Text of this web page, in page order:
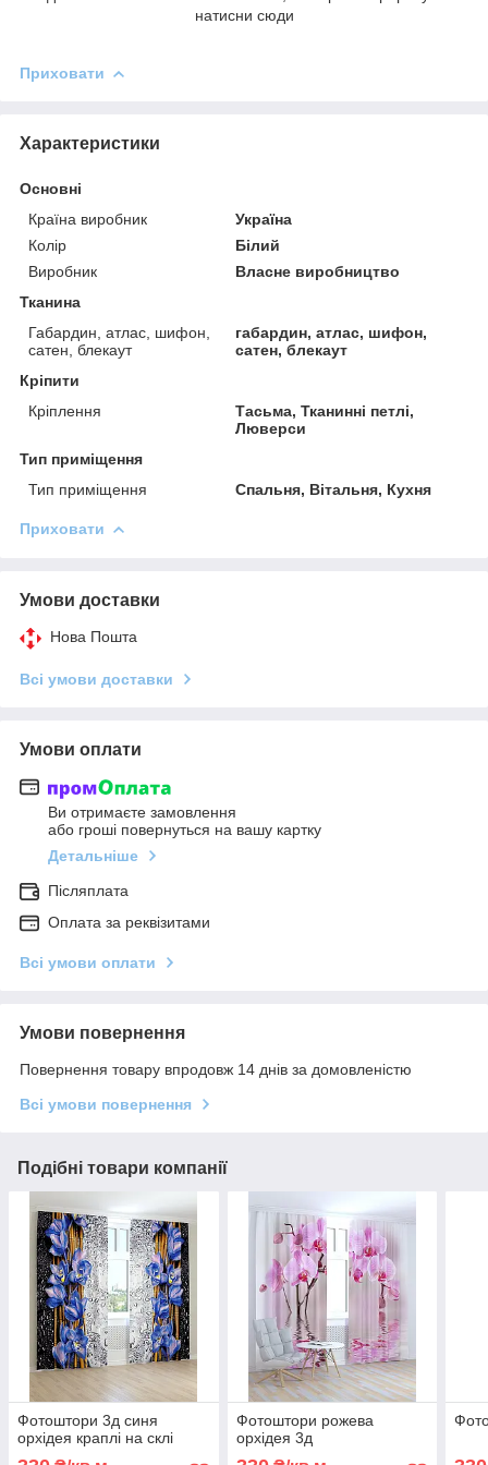
натисни сюди
Приховати
Характеристики
Основні
Країна виробник
Україна
Колір
Білий
Виробник
Власне виробництво
Тканина
Габардин, атлас, шифон,
сатен, блекаут
габардин, атлас, шифон,
сатен, блекаут
Кріпити
Кріплення
Тасьма, Тканинні петлі,
Люверси
Тип приміщення
Тип приміщення
Спальня, Вітальня, Кухня
Приховати
Умови доставки
Нова Пошта
Всі умови доставки
Умови оплати
Ви отримаєте замовлення
або гроші повернуться на вашу картку
Детальніше
Післяплата
Оплата за реквізитами
Всі умови оплати
Умови повернення
Повернення товару впродовж 14 днів за домовленістю
Всі умови повернення
Подібні товари компанії
Фотоштори 3д синя
орхідея краплі на склі
Фотоштори рожева
орхідея 3д